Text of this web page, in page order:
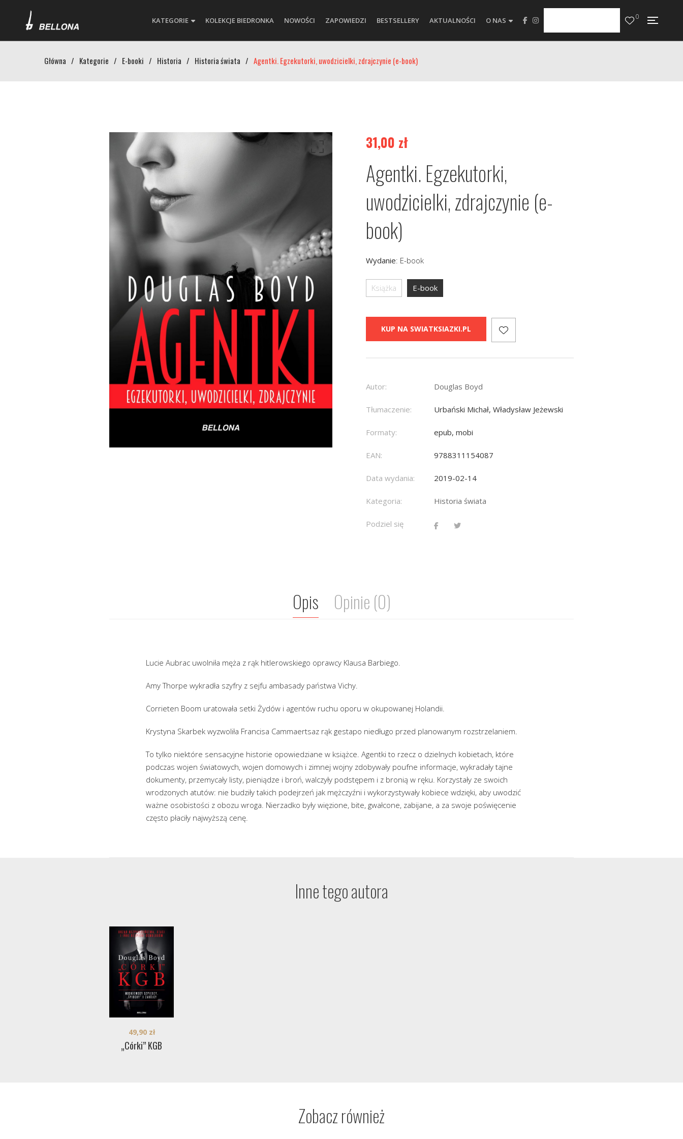
KATEGORIE KOLEKCJE BIEDRONKA NOWOŚCI ZAPOWIEDZI BESTSELLERY AKTUALNOŚCI O NAS 0
Główna / Kategorie / E-booki / Historia / Historia świata / Agentki. Egzekutorki, uwodzicielki, zdrajczynie (e-book)
31,00 zł
Agentki. Egzekutorki,
uwodzicielki, zdrajczynie (e-
book)
Wydanie: E-book
Książka E-book
KUP NA SWIATKSIAZKI.PL
Autor: Douglas Boyd
Tłumaczenie: Urbański Michał, Władysław Jeżewski
Formaty: epub, mobi
EAN: 9788311154087
Data wydania: 2019-02-14
Kategoria: Historia świata
Podziel się
Opis Opinie (0)
Lucie Aubrac uwolniła męża z rąk hitlerowskiego oprawcy Klausa Barbiego.
Amy Thorpe wykradła szyfry z sejfu ambasady państwa Vichy.
Corrieten Boom uratowała setki Żydów i agentów ruchu oporu w okupowanej Holandii.
Krystyna Skarbek wyzwoliła Francisa Cammaertsaz rąk gestapo niedługo przed planowanym rozstrzelaniem.
To tylko niektóre sensacyjne historie opowiedziane w książce. Agentki to rzecz o dzielnych kobietach, które
podczas wojen światowych, wojen domowych i zimnej wojny zdobywały poufne informacje, wykradały tajne
dokumenty, przemycały listy, pieniądze i broń, walczyły podstępem i z bronią w ręku. Korzystały ze swoich
wrodzonych atutów: nie budziły takich podejrzeń jak mężczyźni i wykorzystywały kobiece wdzięki, aby uwodzić
ważne osobistości z obozu wroga. Nierzadko były więzione, bite, gwałcone, zabijane, a za swoje poświęcenie
często płaciły najwyższą cenę.
Inne tego autora
„Córki” KGB
49,90 zł
Zobacz również